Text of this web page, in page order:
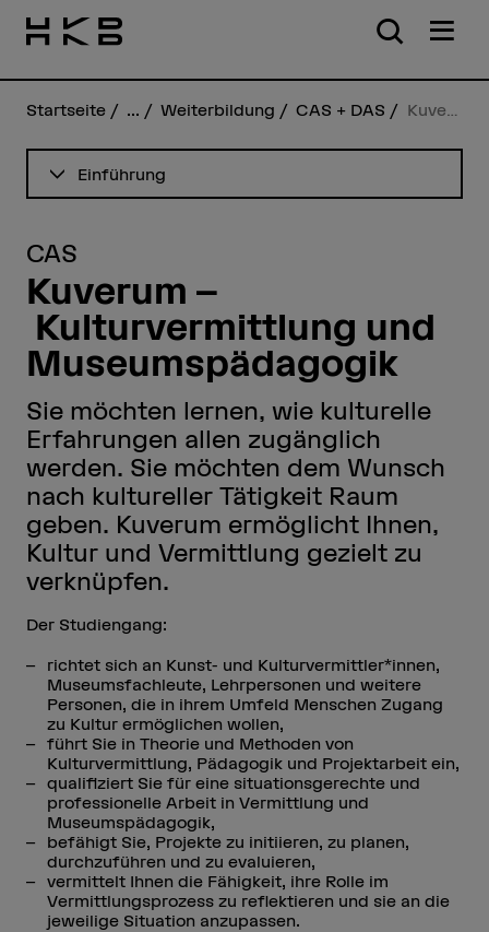
Startseite ... Weiterbildung CAS + DAS
Einführung
CAS
Kuverum –
Kulturvermittlung und
Museumspädagogik
Sie möchten lernen, wie kulturelle
Erfahrungen allen zugänglich
werden. Sie möchten dem Wunsch
nach kultureller Tätigkeit Raum
geben. Kuverum ermöglicht Ihnen,
Kultur und Vermittlung gezielt zu
verknüpfen.
Der Studiengang:
richtet sich an Kunst- und Kulturvermittler*innen,
Museumsfachleute, Lehrpersonen und weitere
Personen, die in ihrem Umfeld Menschen Zugang
zu Kultur ermöglichen wollen,
führt Sie in Theorie und Methoden von
Kulturvermittlung, Pädagogik und Projektarbeit ein,
qualifiziert Sie für eine situationsgerechte und
professionelle Arbeit in Vermittlung und
Museumspädagogik,
befähigt Sie, Projekte zu initiieren, zu planen,
durchzuführen und zu evaluieren,
vermittelt Ihnen die Fähigkeit, ihre Rolle im
Vermittlungsprozess zu reflektieren und sie an die
jeweilige Situation anzupassen.